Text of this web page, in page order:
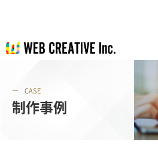
CASE
制作事例